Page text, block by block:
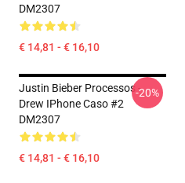
DM2307
€ 14,81 - € 16,10
Justin Bieber Processos -
Drew IPhone Caso #2
DM2307
€ 14,81 - € 16,10
-20%